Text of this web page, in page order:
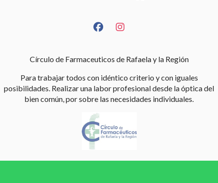
Círculo de Farmaceuticos de Rafaela y la Región
Para trabajar todos con idéntico criterio y con iguales
posibilidades. Realizar una labor profesional desde la óptica del
bien común, por sobre las necesidades individuales.